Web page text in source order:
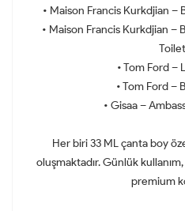
• Maison Francis Kurkdjian –
• Maison Francis Kurkdjian –
• Tom Ford –
• Tom Ford –
• Gisaa –
Her biri 33 ML çanta boy
oluşmaktadır. Günlük
premium